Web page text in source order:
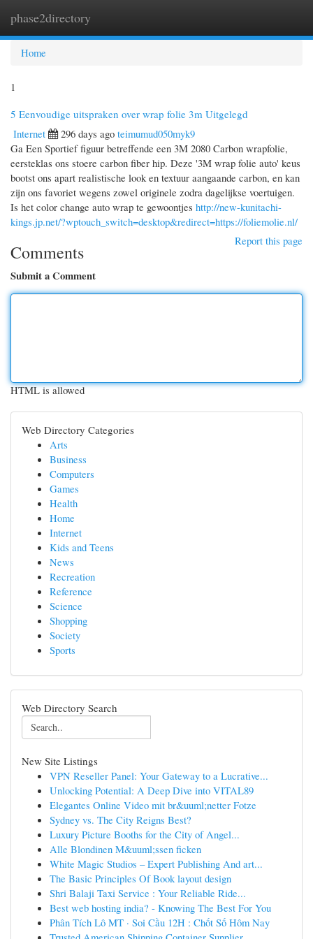
phase2directory
Home
1
5 Eenvoudige uitspraken over wrap folie 3m Uitgelegd
Internet
296 days ago teimumud050myk9
Ga Een Sportief figuur betreffende een 3M 2080 Carbon wrapfolie,
eersteklas ons stoere carbon fiber hip. Deze '3M wrap folie auto' keus
bootst ons apart realistische look en textuur aangaande carbon, en kan
zijn ons favoriet wegens zowel originele zodra dagelijkse voertuigen.
Is het color change auto wrap te gewoontjes http://new-kunitachi-
kings.jp.net/?wptouch_switch=desktop&redirect=https://foliemolie.nl/
Report this page
Comments
Submit a Comment
HTML is allowed
Web Directory Categories
Arts
Business
Computers
Games
Health
Home
Internet
Kids and Teens
News
Recreation
Reference
Science
Shopping
Society
Sports
Web Directory Search
New Site Listings
VPN Reseller Panel: Your Gateway to a Lucrative...
Unlocking Potential: A Deep Dive into VITAL89
Elegantes Online Video mit br&uuml;netter Fotze
Sydney vs. The City Reigns Best?
Luxury Picture Booths for the City of Angel...
Alle Blondinen M&uuml;ssen ficken
White Magic Studios – Expert Publishing And art...
The Basic Principles Of Book layout design
Shri Balaji Taxi Service : Your Reliable Ride...
Best web hosting india? - Knowing The Best For You
Phân Tích Lô MT · Soi Cầu 12H : Chốt Số Hôm Nay